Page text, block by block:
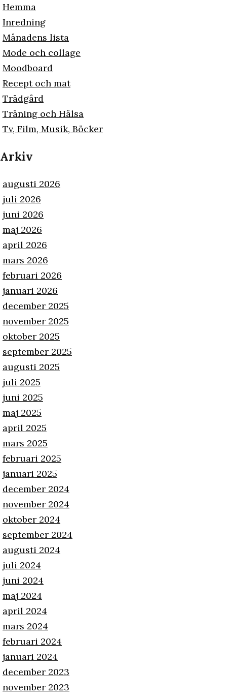
Hemma
Inredning
Månadens lista
Mode och collage
Moodboard
Recept och mat
Trädgård
Träning och Hälsa
Tv, Film, Musik, Böcker
Arkiv
augusti 2026
juli 2026
juni 2026
maj 2026
april 2026
mars 2026
februari 2026
januari 2026
december 2025
november 2025
oktober 2025
september 2025
augusti 2025
juli 2025
juni 2025
maj 2025
april 2025
mars 2025
februari 2025
januari 2025
december 2024
november 2024
oktober 2024
september 2024
augusti 2024
juli 2024
juni 2024
maj 2024
april 2024
mars 2024
februari 2024
januari 2024
december 2023
november 2023